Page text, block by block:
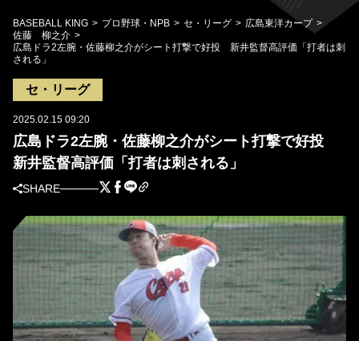
Mute
BASEBALL KING プロ野球・NPB セ・リーグ
広島東洋カープ
佐藤 柳之介
広島ドラ2左腕・佐藤柳之介がシート打撃で好投 新井監督高評価「打者は刺
される」
セ・リーグ
2025.02.15 09:20
広島ドラ2左腕・佐藤柳之介がシート打撃で好投
新井監督高評価「打者は刺される」
SHARE